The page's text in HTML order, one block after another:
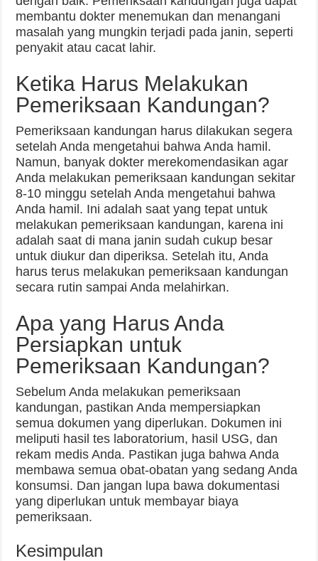
membantu dokter menemukan dan menangani
masalah yang mungkin terjadi pada janin, seperti
penyakit atau cacat lahir.
Ketika Harus Melakukan
Pemeriksaan Kandungan?
Pemeriksaan kandungan harus dilakukan segera
setelah Anda mengetahui bahwa Anda hamil.
Namun, banyak dokter merekomendasikan agar
Anda melakukan pemeriksaan kandungan sekitar
8-10 minggu setelah Anda mengetahui bahwa
Anda hamil. Ini adalah saat yang tepat untuk
melakukan pemeriksaan kandungan, karena ini
adalah saat di mana janin sudah cukup besar
untuk diukur dan diperiksa. Setelah itu, Anda
harus terus melakukan pemeriksaan kandungan
secara rutin sampai Anda melahirkan.
Apa yang Harus Anda
Persiapkan untuk
Pemeriksaan Kandungan?
Sebelum Anda melakukan pemeriksaan
kandungan, pastikan Anda mempersiapkan
semua dokumen yang diperlukan. Dokumen ini
meliputi hasil tes laboratorium, hasil USG, dan
rekam medis Anda. Pastikan juga bahwa Anda
membawa semua obat-obatan yang sedang Anda
konsumsi. Dan jangan lupa bawa dokumentasi
yang diperlukan untuk membayar biaya
pemeriksaan.
Kesimpulan